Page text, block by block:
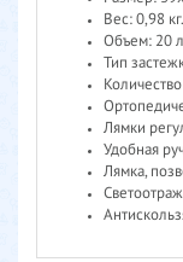
Вес: 0,98 кг.
Объем: 20
Тип
Лямки
Удобная
Лямка,